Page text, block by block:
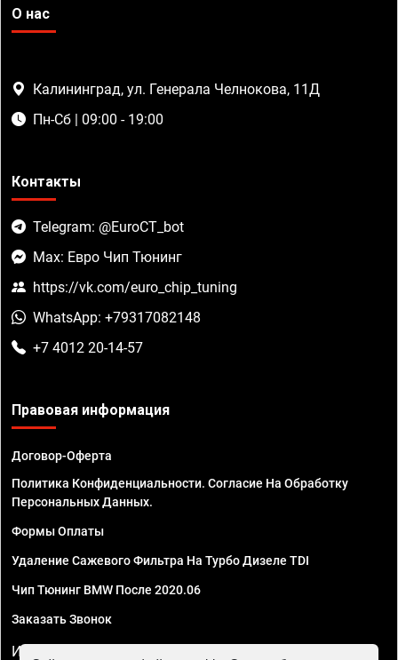
О нас
Калининград, ул. Генерала Челнокова, 11Д
Пн-Сб | 09:00 - 19:00
Контакты
Telegram: @EuroCT_bot
Max: Евро Чип Тюнинг
https://vk.com/euro_chip_tuning
WhatsApp: +79317082148
+7 4012 20-14-57
Правовая информация
Договор-Оферта
Политика Конфиденциальности. Согласие На Обработку
Персональных Данных.
Формы Оплаты
Удаление Сажевого Фильтра На Турбо Дизеле TDI
Чип Тюнинг BMW После 2020.06
Заказать Звонок
ИП Смирнов Георгий Павлович. ИНН 781302555843,